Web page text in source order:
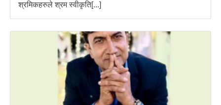
श्रमिकहरुले श्रम स्वीकृति[...]